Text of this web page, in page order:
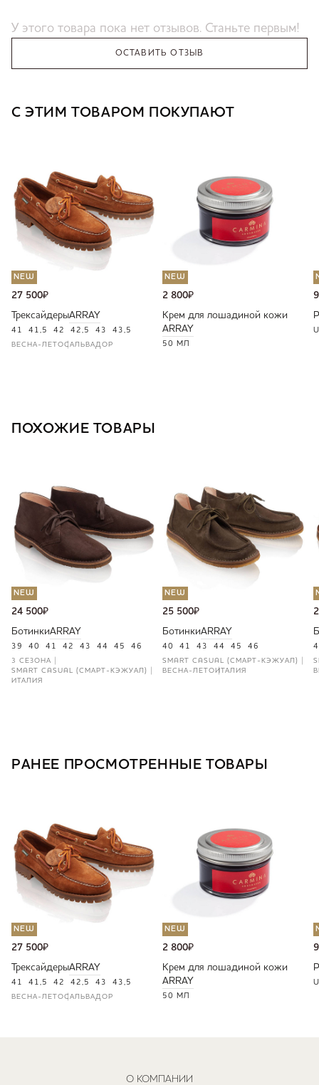
У этого товара пока нет отзывов. Станьте первым!
ОСТАВИТЬ ОТЗЫВ
С ЭТИМ ТОВАРОМ ПОКУПАЮТ
NEW
27 500₽
ТрексайдерыARRAY
41 41,5 42 42,5 43 43,5
ВЕСНА-ЛЕТОСАЛЬВАДОР
NEW
2 800₽
Крем для лошадиной кожи
ARRAY
50 МЛ
ПОХОЖИЕ ТОВАРЫ
NEW
24 500₽
БотинкиARRAY
39 40 41 42 43 44 45 46
3 СЕЗОНА
SMART CASUAL (СМАРТ-КЭЖУАЛ)
ИТАЛИЯ
NEW
25 500₽
БотинкиARRAY
40 41 43 44 45 46
SMART CASUAL (СМАРТ-КЭЖУАЛ)
ВЕСНА-ЛЕТО ИТАЛИЯ
РАНЕЕ ПРОСМОТРЕННЫЕ ТОВАРЫ
NEW
27 500₽
ТрексайдерыARRAY
41 41,5 42 42,5 43 43,5
ВЕСНА-ЛЕТОСАЛЬВАДОР
NEW
2 800₽
Крем для лошадиной кожи
ARRAY
50 МЛ
О КОМПАНИИ